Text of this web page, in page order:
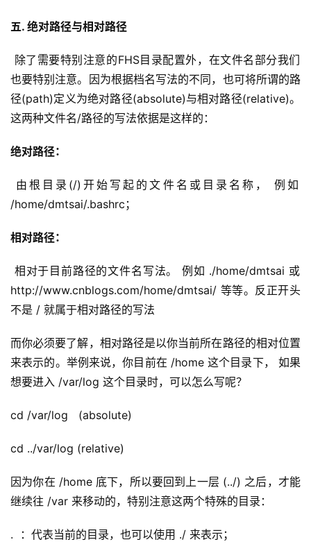
五. 绝对路径与相对路径
也要特别注意。因为根据档名写法的不同，也可将所谓的路
径(path)定义为绝对路径(absolute)与相对路径(relative)。
这两种文件名/路径的写法依据是这样的：
绝对路径：
/home/dmtsai/.bashrc；
相对路径：
http://www.cnblogs.com/home/dmtsai/ 等等。反正开头
不是 / 就属于相对路径的写法
而你必须要了解，相对路径是以你当前所在路径的相对位置
来表示的。举例来说，你目前在 /home 这个目录下， 如果
想要进入 /var/log 这个目录时，可以怎么写呢？
cd /var/log   (absolute)
cd ../var/log (relative)
因为你在 /home 底下，所以要回到上一层 (../) 之后，才能
继续往 /var 来移动的，特别注意这两个特殊的目录：
.  ：代表当前的目录，也可以使用 ./ 来表示；